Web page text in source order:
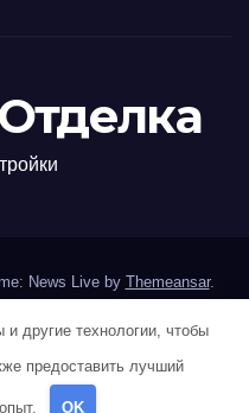
News Live by Themeansar.
и правообладателям
и другие технологии, чтобы
предоставить лучший
OK